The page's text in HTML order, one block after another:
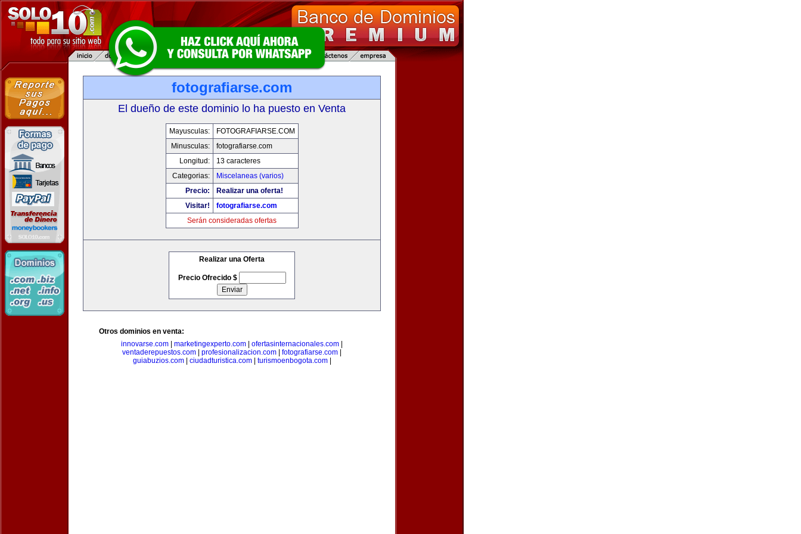
fotografiarse.com
El dueño de este dominio lo ha puesto en Venta
Mayusculas:
FOTOGRAFIARSE.COM
Minusculas:
fotografiarse.com
Longitud:
13 caracteres
Categorias:
Miscelaneas (varios)
Precio:
Realizar una oferta!
Visitar!
fotografiarse.com
Serán consideradas ofertas
Realizar una Oferta
Precio Ofrecido $
Otros dominios en venta:
innovarse.com
marketingexperto.com ofertasinternacionales.com
ventaderepuestos.com
profesionalizacion.com fotografiarse.com
guiabuzios.com| ciudadturistica.com| turismoenbogota.com|